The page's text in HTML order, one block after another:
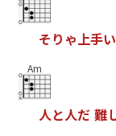
そ り ゃ 上手い
Am
人と人だ 難